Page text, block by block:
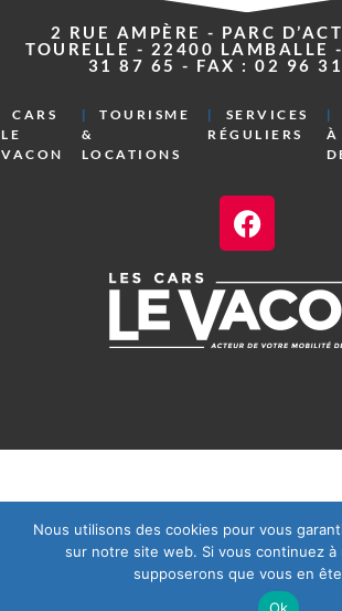
2 RUE AMPÈRE - PARC
TOURELLE - 22400 LAMBALLE
31 87 65 - FAX : 02 96
CARS
LE
VACON
TOURISME
&
LOCATIONS
SERVICES
RÉGULIERS
À
Nous utilisons des cookies pour vous
sur notre site web. Si vous continuez
supposerons que vous en
Ok